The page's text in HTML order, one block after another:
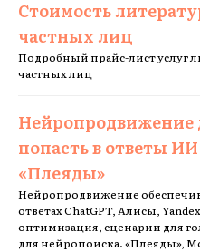
Стоимость
частных лиц
Подробный прайс-лист услуг
частных лиц
Нейропродвижение
попасть в ответы
«Плеяды»
Нейропродвижение
ответах ChatGPT, Алисы,
оптимизация, сценарии для
для нейропоиска. «Плеяды»,